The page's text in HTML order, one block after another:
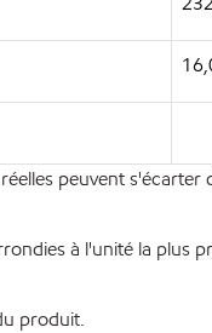
peuvent s'écarter
à l'unité la plus
produit.